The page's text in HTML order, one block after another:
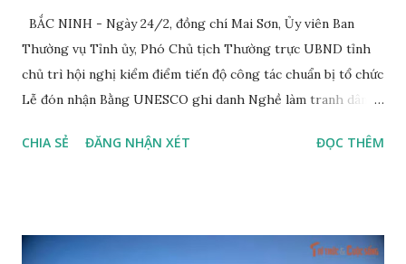
BẮC NINH - Ngày 24/2, đồng chí Mai Sơn, Ủy viên Ban
Thường vụ Tỉnh ủy, Phó Chủ tịch Thường trực UBND tỉnh
chủ trì hội nghị kiểm điểm tiến độ công tác chuẩn bị tổ chức
Lễ đón nhận Bằng UNESCO ghi danh Nghề làm tranh dân
bảo vệ khẩn cấp; công bố Quần thể Di tích và Danh thắng
ghi danh Nghề làm tranh dân gian Đông Hồ vào Danh sách
CHIA SẺ ĐĂNG NHẬN XÉT ĐỌC THÊM